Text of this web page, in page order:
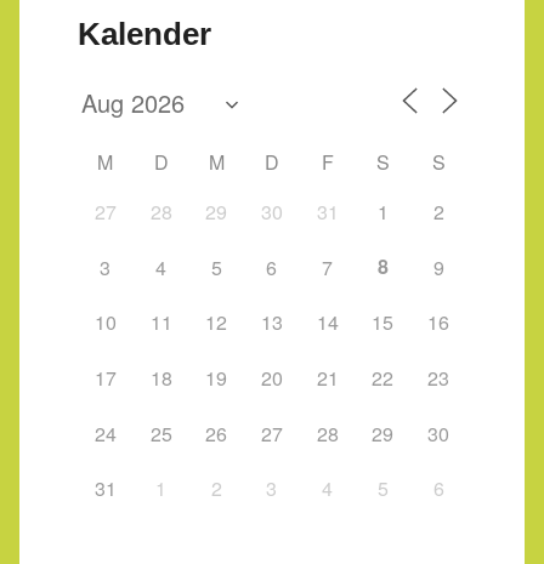
Kalender
M D M D F S
S
27
28 29 30 31 1
2
3
4 5 6 7 8
9
10
11 12 13 14 15
16
17
18 19 20 21 22
23
24
25 26 27 28 29
30
31
1 2 3 4 5 6